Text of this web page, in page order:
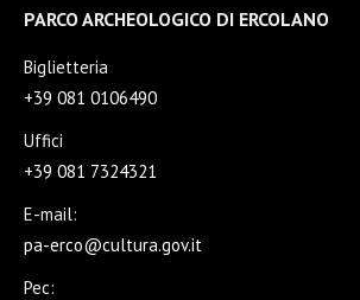
PARCO ARCHEOLOGICO DI ERCOLANO
Biglietteria
+39 081 0106490
Uffici
+39 081 7324321
E-mail:
pa-erco@cultura.gov.it
Pec: